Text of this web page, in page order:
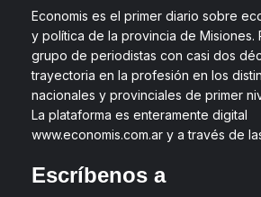
Economis es el primer diario sobre
y política de la provincia de Misiones.
grupo de periodistas con casi dos
trayectoria en la profesión en los
nacionales y provinciales de primer
La plataforma es enteramente digital
www.economis.com.ar y a través de
Escríbenos a